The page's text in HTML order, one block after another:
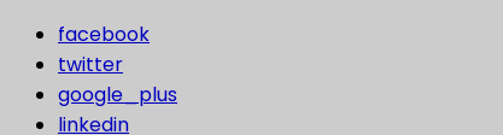
facebook
twitter
google_plus
linkedin